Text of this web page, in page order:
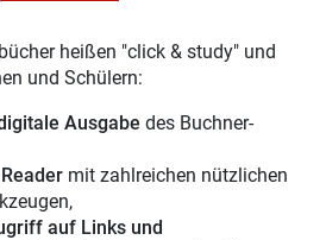
heißen "click & study" und
und Schülern:
Ausgabe des Buchner-
mit zahlreichen nützlichen
auf Links und